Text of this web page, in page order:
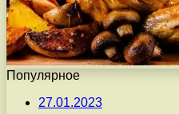
Популярное
27.01.2023